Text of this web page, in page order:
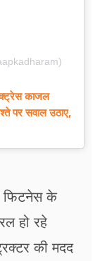
काजल
पर सवाल उठाए,
फिटनेस के
हो रहे
की मदद